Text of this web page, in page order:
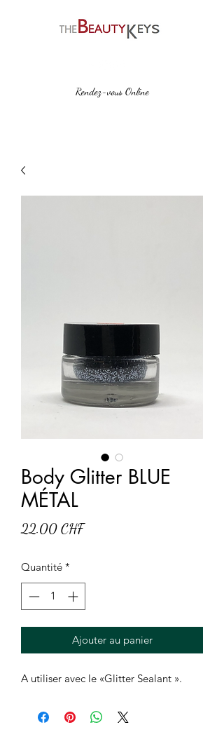
Rendez-vous Online
Body Glitter BLUE
MÉTAL
22.00 CHFPrix
Quantité *
Ajouter au panier
A utiliser avec le «Glitter Sealant ».